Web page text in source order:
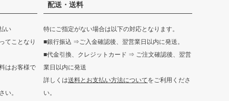
い
てことなり
はお客様で
い。
配送・送料
特にご指定がない場合は以下の対応となります。
■銀行振込 ⇒ご入金確認後、翌営業日以内に発送。
■代金引換、クレジットカード ⇒ ご注文確認後、翌営
業日以内に発送
詳しくは送料とお支払い方法についてをご利用くださ
い。
ップ